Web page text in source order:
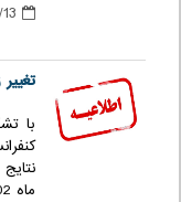
با
ماه 1402 اعلام خواهد شد.